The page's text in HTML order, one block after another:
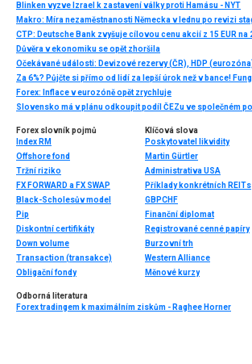
Blinken vyzve Izrael k zastavení války proti Hamásu - NYT
Důvěra v ekonomiku se opět zhoršila
Forex: Inflace v eurozóně opět zrychluje
Forex slovník pojmů
Index RM
Offshore fond
Tržní riziko
FX FORWARD a FX SWAP
Black-Scholesův model
Pip
Diskontní certifikáty
Down volume
Transaction (transakce)
Obligační fondy
Klíčová slova
Poskytovatel likvidity
Martin Gürtler
Administrativa USA
Příklady konkrétních REITs
GBPCHF
Finanční diplomat
Registrované cenné papíry
Burzovní trh
Western Alliance
Měnové kurzy
Odborná literatura
Forex tradingem k maximálním ziskům - Raghee Horner